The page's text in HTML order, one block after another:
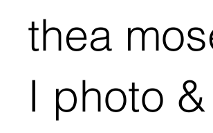
thea
I photo &